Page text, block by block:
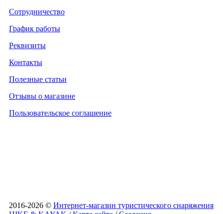
Сотрудничество
График работы
Реквизиты
Контакты
Полезные статьи
Отзывы о магазине
Пользовательское соглашение
2016-2026 © Интернет-магазин туристического снаряжения